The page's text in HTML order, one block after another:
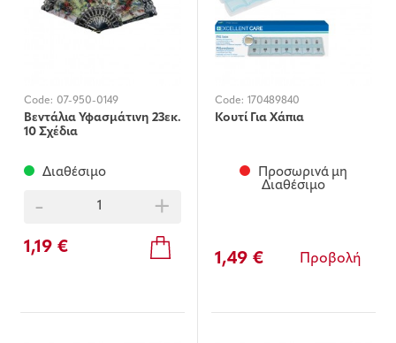
Code: 07-950-0149
Βεντάλια Υφασμάτινη 23εκ.
10 Σχέδια
Διαθέσιμο
- +
1,19 €
Code: 170489840
Κουτί Για Χάπια
Προσωρινά μη
Διαθέσιμο
1,49 € Προβολή